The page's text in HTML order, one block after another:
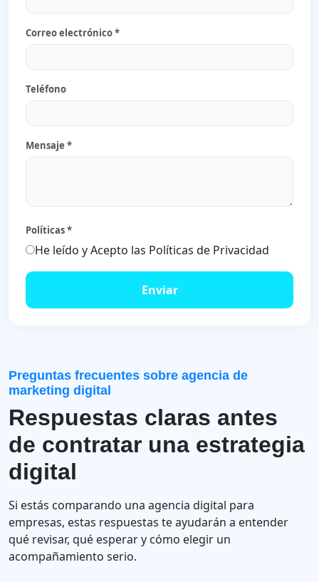
Correo electrónico *
Teléfono
Mensaje *
Políticas *
He leído y Acepto las Políticas de Privacidad
Enviar
Preguntas frecuentes sobre agencia de
marketing digital
Respuestas claras antes
de contratar una estrategia
digital
Si estás comparando una agencia digital para
empresas, estas respuestas te ayudarán a entender
qué revisar, qué esperar y cómo elegir un
acompañamiento serio.